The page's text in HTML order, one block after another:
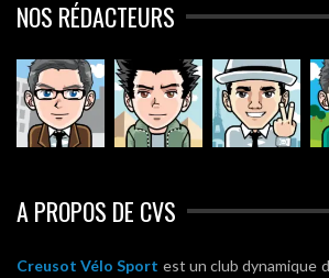
NOS RÉDACTEURS
A PROPOS DE CVS
Creusot Vélo Sport est un club dynamique